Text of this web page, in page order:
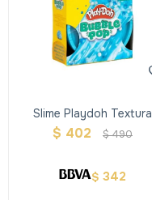
Slime Playdoh Textura
Bubble Pop Celeste
$ 402 $490
$ 342